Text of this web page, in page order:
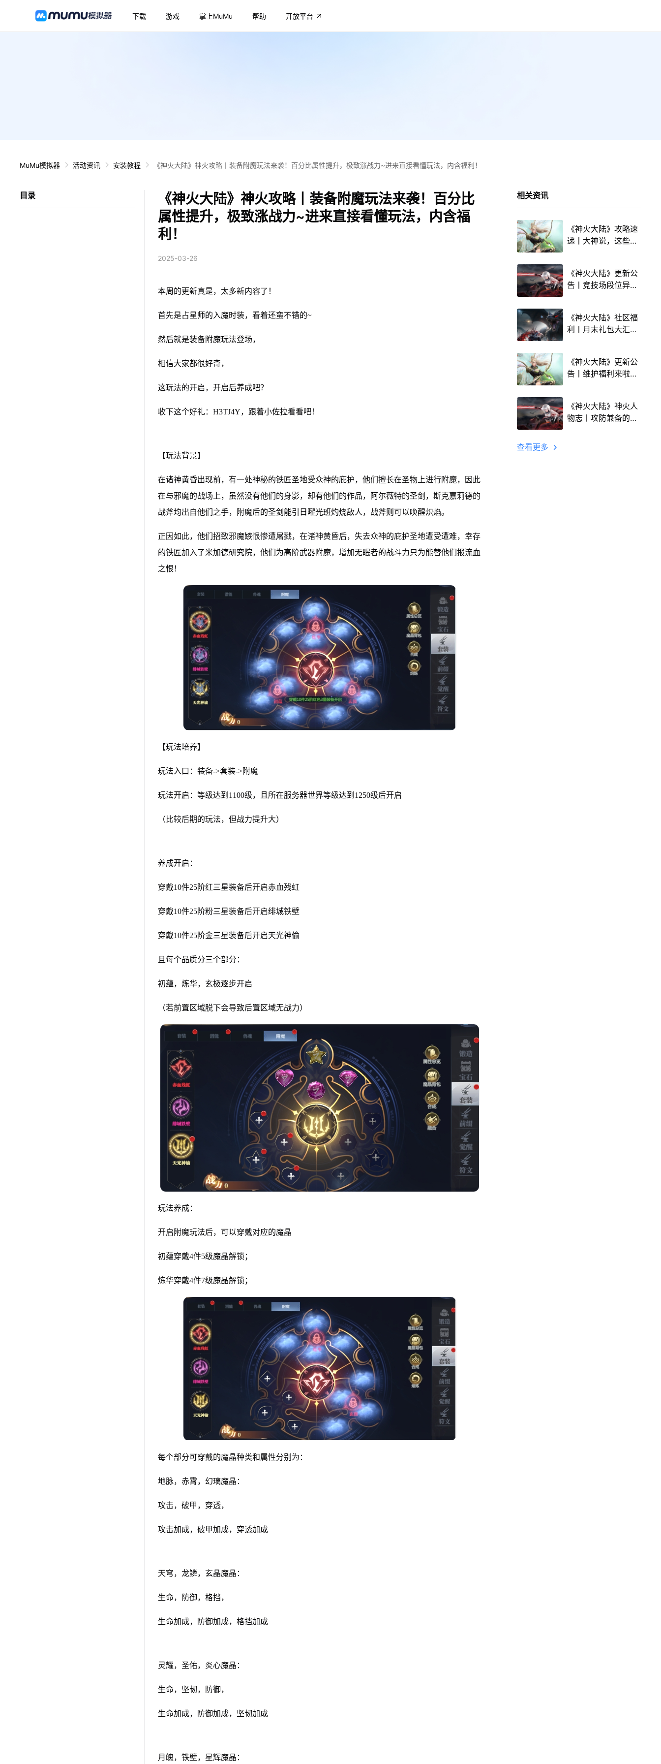
下载 游戏 掌上MuMu 帮助 开放平台
MuMu模拟器 活动资讯 安装教程 《神火大陆》神火攻略丨装备附魔玩法来袭！百分比属性提升，极致涨战力~进来直接看懂玩法，内含福利！
目录
《神火大陆》神火攻略丨装备附魔玩法来袭！百分比
属性提升，极致涨战力~进来直接看懂玩法，内含福
利！
2025-03-26
本周的更新真是，太多新内容了！
首先是占星师的入魔时装，看着还蛮不错的~
然后就是装备附魔玩法登场，
相信大家都很好奇，
这玩法的开启，开启后养成吧？
收下这个好礼：H3TJ4Y，跟着小佐拉看看吧！
【玩法背景】
在诸神黄昏出现前，有一处神秘的铁匠圣地受众神的庇护，他们擅长在圣物上进行附魔，因此
在与邪魔的战场上，虽然没有他们的身影，却有他们的作品，阿尔薇特的圣剑，斯克嘉莉德的
战斧均出自他们之手，附魔后的圣剑能引日曜光班灼烧敌人，战斧则可以唤醒炽焰。
正因如此，他们招致邪魔嫉恨惨遭屠戮，在诸神黄昏后，失去众神的庇护圣地遭受遭难，幸存
的铁匠加入了米加德研究院，他们为高阶武器附魔，增加无眠者的战斗力只为能替他们报流血
之恨！
【玩法培养】
玩法入口：装备->套装->附魔
玩法开启：等级达到1100级，且所在服务器世界等级达到1250级后开启
（比较后期的玩法，但战力提升大）
养成开启：
穿戴10件25阶红三星装备后开启赤血残虹
穿戴10件25阶粉三星装备后开启绯城铁壁
穿戴10件25阶金三星装备后开启天光神偷
且每个品质分三个部分：
初蕴，炼华，玄极逐步开启
（若前置区域脱下会导致后置区域无战力）
玩法养成：
开启附魔玩法后，可以穿戴对应的魔晶
初蕴穿戴4件5级魔晶解锁；
炼华穿戴4件7级魔晶解锁；
每个部分可穿戴的魔晶种类和属性分别为：
地脉，赤霄，幻璃魔晶：
攻击，破甲，穿透，
攻击加成，破甲加成，穿透加成
天穹，龙鳞，玄晶魔晶：
生命，防御，格挡，
生命加成，防御加成，格挡加成
灵耀，圣佑，炎心魔晶：
生命，坚韧，防御，
生命加成，防御加成，坚韧加成
月魄，铁壁，星辉魔晶：
相关资讯
《神火大陆》攻略速
递丨大神说，这些坑
《神火大陆》更新公
告丨竞技场段位异常
利开启~内含福利
《神火大陆》社区福
利丨月末礼包大汇
《神火大陆》更新公
告丨维护福利来啦！
《神火大陆》神火人
物志丨攻防兼备的寻
查看更多